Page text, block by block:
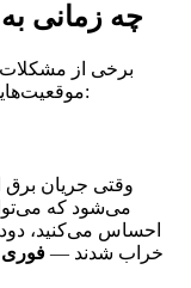
چه زمانی به
برخی از مشکلات
موقعیت‌هایی هستند که فوراً باید با برقکار تماس بگیرید:
وقتی جریان
می‌شود که
احساس می‌کنید، دود
خراب شدند — فوری